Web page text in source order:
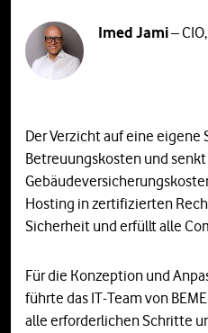
Imed Jami–
Der Verzicht auf eine
Betreuungskosten und
Hosting in zertifizierten
Sicherheit und erfüllt alle
Für die Konzeption und
führte das IT-Team von
alle erforderlichen Schritte